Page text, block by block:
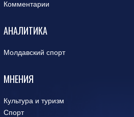
Комментарии
АНАЛИТИКА
Молдавский спорт
МНЕНИЯ
Культура и туризм
Спорт